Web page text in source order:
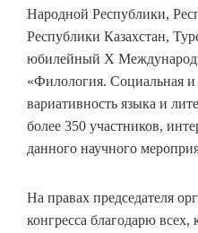
Народной Республики,
Республики Казахстан,
юбилейный Х
«Филология. Социальная и
вариативность языка и
более 350 участников,
данного научного
На правах председателя
конгресса благодарю